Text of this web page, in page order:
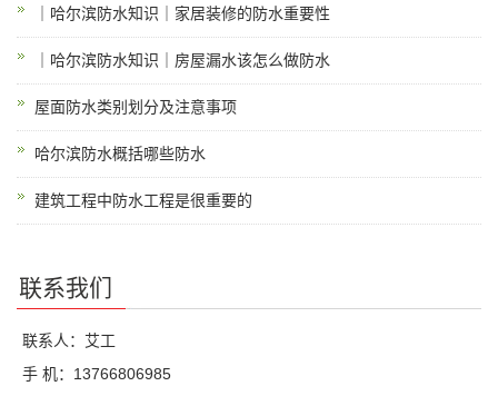
｜哈尔滨防水知识｜家居装修的防水重要性
｜哈尔滨防水知识｜房屋漏水该怎么做防水
屋面防水类别划分及注意事项
哈尔滨防水概括哪些防水
建筑工程中防水工程是很重要的
联系我们
联系人：艾工
手 机：13766806985